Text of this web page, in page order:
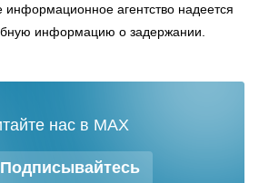
информационное агентство надеется
информацию о задержании.
Подписывайтесь
нас в MAX